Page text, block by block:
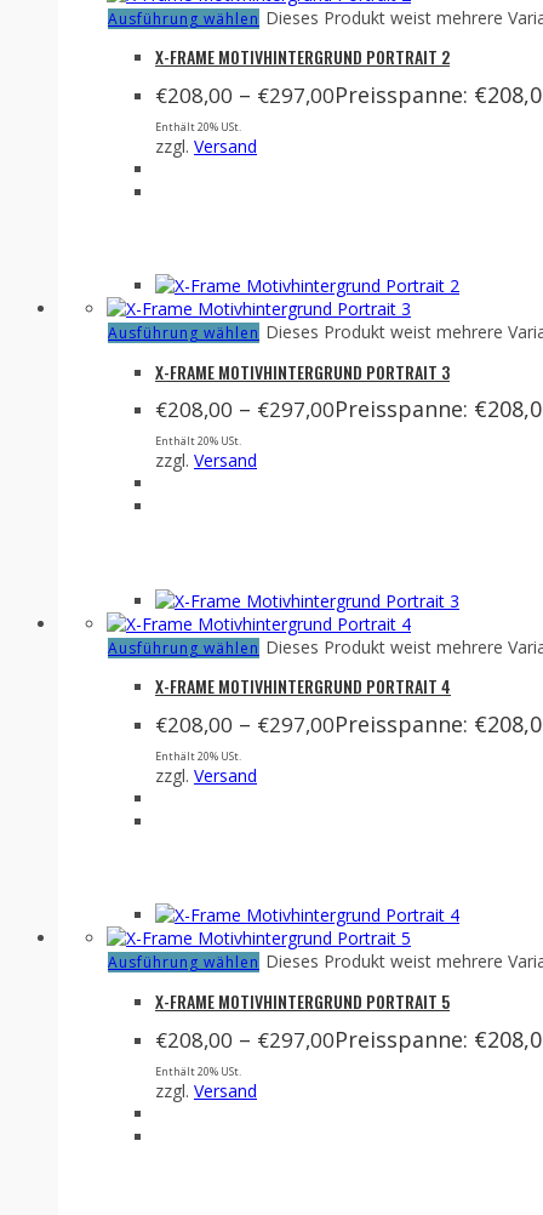
Ausführung wählen Dieses Produkt weist mehrere
X-FRAME MOTIVHINTERGRUND PORTRAIT 2
€208,00 – €297,00Preisspanne:
Enthält 20% USt.
zzgl. Versand
Ausführung wählen Dieses Produkt weist mehrere
X-FRAME MOTIVHINTERGRUND PORTRAIT 3
€208,00 – €297,00Preisspanne:
Enthält 20% USt.
zzgl. Versand
Ausführung wählen Dieses Produkt weist mehrere
X-FRAME MOTIVHINTERGRUND PORTRAIT 4
€208,00 – €297,00Preisspanne:
Enthält 20% USt.
zzgl. Versand
Ausführung wählen Dieses Produkt weist mehrere
X-FRAME MOTIVHINTERGRUND PORTRAIT 5
€208,00 – €297,00Preisspanne:
Enthält 20% USt.
zzgl. Versand